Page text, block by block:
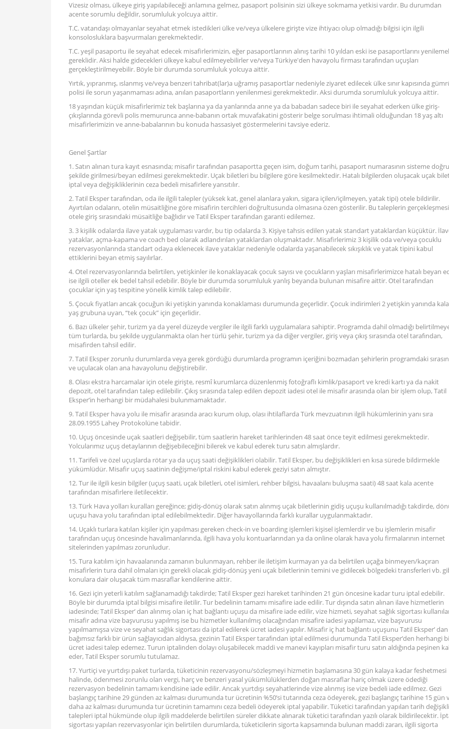
Vizesiz olması, ülkeye giriş yapılabileceği anlamına gelmez, pasaport polisinin sizi ülkeye sokmama yetkisi vardır. Bu durumdan
acente sorumlu değildir, sorumluluk yolcuya aittir.
T.C. vatandaşı olmayanlar seyahat etmek istedikleri ülke ve/veya ülkelere girişte vize ihtiyacı olup olmadığı bilgisi için ilgili
konsolosluklara başvurmaları gerekmektedir.
T.C. yeşil pasaportu ile seyahat edecek misafirlerimizin, eğer pasaportlarının alınış tarihi 10 yıldan eski ise pasaportlarını
gereklidir. Aksi halde gidecekleri ülkeye kabul edilmeyebilirler ve/veya Türkiye'den havayolu firması tarafından uçuşları
gerçekleştirilmeyebilir. Böyle bir durumda sorumluluk yolcuya aittir.
Yırtık, yıpranmış, ıslanmış ve/veya benzeri tahribat(lar)a uğramış pasaportlar nedeniyle ziyaret edilecek ülke sınır kapısında
polisi ile sorun yaşanmaması adına, anılan pasaportların yenilenmesi gerekmektedir. Aksi durumda sorumluluk yolcuya aittir.
18 yaşından küçük misafirlerimiz tek başlarına ya da yanlarında anne ya da babadan sadece biri ile seyahat ederken ülke giriş-
çıkışlarında görevli polis memurunca anne-babanın ortak muvafakatini gösterir belge sorulması ihtimali olduğundan 18 yaş altı
misafirlerimizin ve anne-babalarının bu konuda hassasiyet göstermelerini tavsiye ederiz.
Genel Şartlar
1. Satın alınan tura kayıt esnasında; misafir tarafından pasaportta geçen isim, doğum tarihi, pasaport numarasının sisteme doğru
şekilde girilmesi/beyan edilmesi gerekmektedir. Uçak biletleri bu bilgilere göre kesilmektedir. Hatalı bilgilerden oluşacak uçak
iptal veya değişikliklerinin ceza bedeli misafirlere yansıtılır.
2. Tatil Eksper tarafından, oda ile ilgili talepler (yüksek kat, genel alanlara yakın, sigara içilen/içilmeyen, yatak tipi) otele bildirilir.
Ayırtılan odaların, otelin müsaitliğine göre misafirin tercihleri doğrultusunda olmasına özen gösterilir. Bu taleplerin gerçekleşmesi
otele giriş sırasındaki müsaitliğe bağlıdır ve Tatil Eksper tarafından garanti edilemez.
3. 3 kişilik odalarda ilave yatak uygulaması vardır, bu tip odalarda 3. Kişiye tahsis edilen yatak standart yataklardan küçüktür.
yataklar, açma-kapama ve coach bed olarak adlandırılan yataklardan oluşmaktadır. Misafirlerimiz 3 kişilik oda ve/veya çocuklu
rezervasyonlarında standart odaya eklenecek ilave yataklar nedeniyle odalarda yaşanabilecek sıkışıklık ve yatak tipini kabul
ettiklerini beyan etmiş sayılırlar.
4. Otel rezervasyonlarında belirtilen, yetişkinler ile konaklayacak çocuk sayısı ve çocukların yaşları misafirlerimizce hatalı beyan
ise ilgili oteller ek bedel tahsil edebilir. Böyle bir durumda sorumluluk yanlış beyanda bulunan misafire aittir. Otel tarafından
çocuklar için yaş tespitine yönelik kimlik talep edilebilir.
5. Çocuk fiyatları ancak çocuğun iki yetişkin yanında konaklaması durumunda geçerlidir. Çocuk indirimleri 2 yetişkin yanında
yaş grubuna uyan, “tek çocuk” için geçerlidir.
6. Bazı ülkeler şehir, turizm ya da yerel düzeyde vergiler ile ilgili farklı uygulamalara sahiptir. Programda dahil olmadığı
tüm turlarda, bu şekilde uygulanmakta olan her türlü şehir, turizm ya da diğer vergiler, giriş veya çıkış sırasında otel tarafından,
misafirden tahsil edilir.
7. Tatil Eksper zorunlu durumlarda veya gerek gördüğü durumlarda programın içeriğini bozmadan şehirlerin programdaki
ve uçulacak olan ana havayolunu değiştirebilir.
8. Olası ekstra harcamalar için otele girişte, resmî kurumlarca düzenlenmiş fotoğraflı kimlik/pasaport ve kredi kartı ya da nakit
depozit, otel tarafından talep edilebilir. Çıkış sırasında talep edilen depozit iadesi otel ile misafir arasında olan bir işlem olup, Tatil
Eksper’in herhangi bir müdahalesi bulunmamaktadır.
9. Tatil Eksper hava yolu ile misafir arasında aracı kurum olup, olası ihtilaflarda Türk mevzuatının ilgili hükümlerinin yanı sıra
28.09.1955 Lahey Protokolüne tabidir.
10. Uçuş öncesinde uçak saatleri değişebilir, tüm saatlerin hareket tarihlerinden 48 saat önce teyit edilmesi gerekmektedir.
Yolcularımız uçuş detaylarının değişebileceğini bilerek ve kabul ederek turu satın almışlardır.
11. Tarifeli ve özel uçuşlarda rötar ya da uçuş saati değişiklikleri olabilir. Tatil Eksper, bu değişiklikleri en kısa sürede bildirmekle
yükümlüdür. Misafir uçuş saatinin değişme/iptal riskini kabul ederek geziyi satın almıştır.
12. Tur ile ilgili kesin bilgiler (uçuş saati, uçak biletleri, otel isimleri, rehber bilgisi, havaalanı buluşma saati) 48 saat kala acente
tarafından misafirlere iletilecektir.
13. Türk Hava yolları kuralları gereğince; gidiş-dönüş olarak satın alınmış uçak biletlerinin gidiş uçuşu kullanılmadığı takdirde,
uçuşu hava yolu tarafından iptal edilebilmektedir. Diğer havayollarında farklı kurallar uygulanmaktadır.
14. Uçaklı turlara katılan kişiler için yapılması gereken check-in ve boarding işlemleri kişisel işlemlerdir ve bu işlemlerin misafir
tarafından uçuş öncesinde havalimanlarında, ilgili hava yolu kontuarlarından ya da online olarak hava yolu firmalarının internet
sitelerinden yapılması zorunludur.
15. Tura katılım için havaalanında zamanın bulunmayan, rehber ile iletişim kurmayan ya da belirtilen uçağa binmeyen/kaçıran
misafirlerin tura dahil olmaları için gerekli olacak gidiş-dönüş yeni uçak biletlerinin temini ve gidilecek bölgedeki transferleri vb.
konulara dair oluşacak tüm masraflar kendilerine aittir.
16. Gezi için yeterli katılım sağlanamadığı takdirde; Tatil Eksper gezi hareket tarihinden 21 gün öncesine kadar turu iptal edebilir.
Böyle bir durumda iptal bilgisi misafire iletilir. Tur bedelinin tamamı misafire iade edilir. Tur dışında satın alınan ilave hizmetlerin
iadesinde; Tatil Eksper’ dan alınmış olan iç hat bağlantı uçuşu da misafire iade edilir, vize hizmeti, seyahat sağlık sigortası
misafir adına vize başvurusu yapılmış ise bu hizmetler kullanılmış olacağından misafire iadesi yapılamaz, vize başvurusu
yapılmamışsa vize ve seyahat sağlık sigortası da iptal edilerek ücret iadesi yapılır. Misafir iç hat bağlantı uçuşunu Tatil Eksper’ dan
bağımsız farklı bir ürün sağlayıcıdan aldıysa, gezinin Tatil Eksper tarafından iptal edilmesi durumunda Tatil Eksper’den herhangi
ücret iadesi talep edemez. Turun iptalinden dolayı oluşabilecek maddi ve manevi kayıpları misafir turu satın aldığında peşinen
eder, Tatil Eksper sorumlu tutulamaz.
17. Yurtiçi ve yurtdışı paket turlarda, tüketicinin rezervasyonu/sözleşmeyi hizmetin başlamasına 30 gün kalaya kadar feshetmesi
halinde, ödenmesi zorunlu olan vergi, harç ve benzeri yasal yükümlülüklerden doğan masraflar hariç olmak üzere ödediği
rezervasyon bedelinin tamamı kendisine iade edilir. Ancak yurtdışı seyahatlerinde vize alınmış ise vize bedeli iade edilmez. Gezi
başlangıç tarihine 29 günden az kalması durumunda tur ücretinin %50’si tutarında ceza ödeyerek, gezi başlangıç tarihine 15 gün
daha az kalması durumunda tur ücretinin tamamını ceza bedeli ödeyerek iptal yapabilir. Tüketici tarafından yapılan tarih
talepleri iptal hükmünde olup ilgili maddelerde belirtilen süreler dikkate alınarak tüketici tarafından yazılı olarak bildirilecektir.
sigortası yapılan rezervasyonlar için belirtilen durumlarda, tüketicilerin sigorta kapsamında bulunan maddi zararı, ilgili sigorta